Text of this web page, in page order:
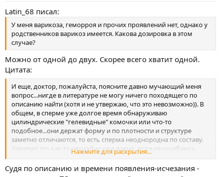
Latin_68 писал:
У меня варикоза, геморроя и прочих проявлений нет, однако у
родственников варикоз имеется. Какова дозировка в этом
случае?
Можно от одной до двух. Скорее всего хватит одной.
Цитата:
И еще, доктор, пожалуйста, поясните давно мучающий меня
вопрос...нигде в литературе не могу ничего походящего по
описанию найти (хотя и не утвержаю, что это невозможно)). В
общем, в сперме уже долгое время обнаруживаю
цилиндрические "гелевидные" комочки или что-то
подобное...они держат форму и по плотности и структуре
заметно отличаются, то есть сперма неоднородна по составу.
Заметил это как-то случайно уже давно, если не ошибаюсь,
еще во время учебы в институте. Иногда, особенно после
воздержания или болезни напимер( простуда и т.д.) большая
часть спермы из них и состоит...Поясните пожалуйста что-то по
Нажмите для раскрытия...
Судя по описанию и времени появления-исчезания -